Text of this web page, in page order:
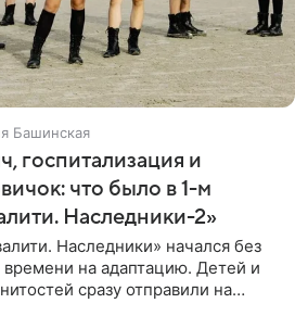
Башинская
госпитализация и
что было в 1-м
Наследники-2»
Наследники» начался без
времени на адаптацию. Детей и
сразу отправили на